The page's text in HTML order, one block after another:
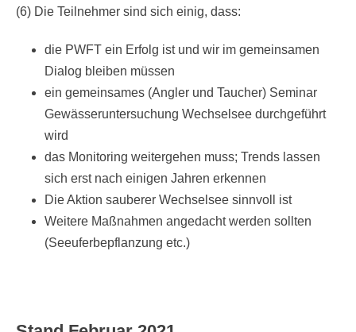
(6) Die Teilnehmer sind sich einig, dass:
die PWFT ein Erfolg ist und wir im gemeinsamen
Dialog bleiben müssen
ein gemeinsames (Angler und Taucher) Seminar
Gewässeruntersuchung Wechselsee durchgeführt
wird
das Monitoring weitergehen muss; Trends lassen
sich erst nach einigen Jahren erkennen
Die Aktion sauberer Wechselsee sinnvoll ist
Weitere Maßnahmen angedacht werden sollten
(Seeuferbepflanzung etc.)